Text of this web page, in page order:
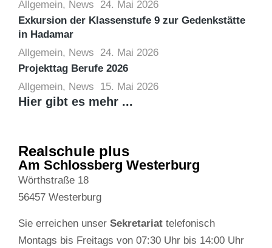
Allgemein, News
24. Mai 2026
Exkursion der Klassenstufe 9 zur Gedenkstätte
in Hadamar
Allgemein, News
24. Mai 2026
Projekttag Berufe 2026
Allgemein, News 15. Mai 2026
Hier gibt es mehr ...
Realschule plus
Am Schlossberg Westerburg
Wörthstraße 18
56457 Westerburg
Sie erreichen unser Sekretariat telefonisch
Montags bis Freitags von 07:30 Uhr bis 14:00 Uhr